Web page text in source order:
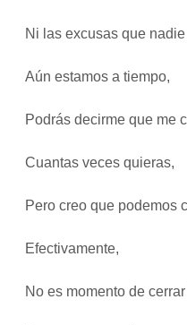
Ni las excusas que
Aún estamos a tiempo,
Podrás decirme que me
Cuantas veces quieras,
Pero creo que podemos
Efectivamente,
No es momento de